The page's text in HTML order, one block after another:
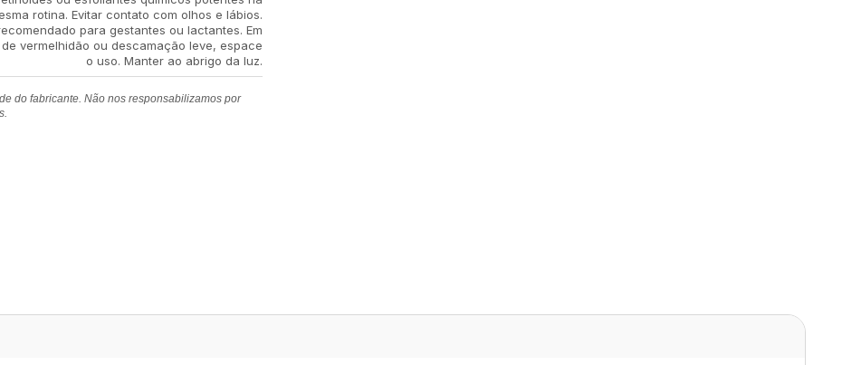
rotina. Evitar contato com olhos e lábios.
para gestantes ou lactantes. Em
vermelhidão ou descamação leve, espace
o uso. Manter ao abrigo da luz.
do fabricante. Não nos responsabilizamos por